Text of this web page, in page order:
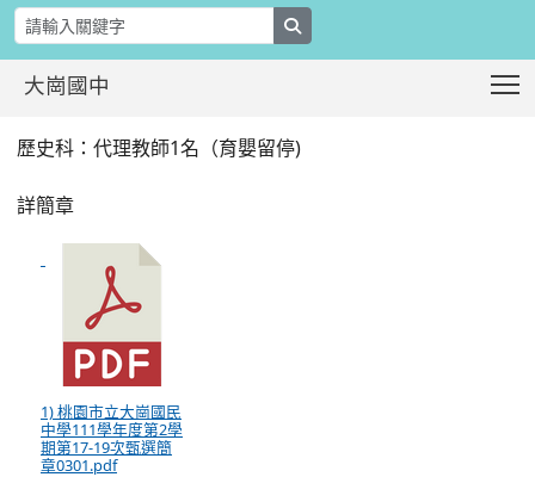
大崗國中
本校111學年度第2學期第17-19次代理
歷史科：代理教師1名（育嬰留停)
詳簡章
1) 桃園市立大崗國民
中學111學年度第2學
期第17-19次甄選簡
章0301.pdf